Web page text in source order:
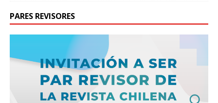
PARES REVISORES